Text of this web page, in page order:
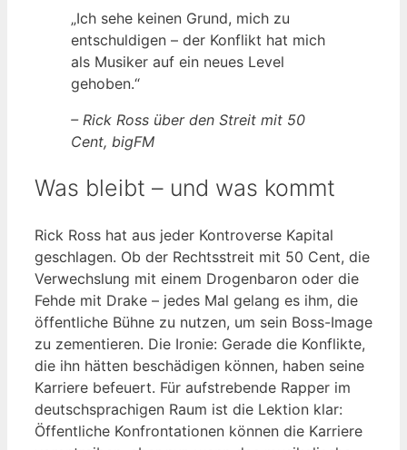
„Ich sehe keinen Grund, mich zu
entschuldigen – der Konflikt hat mich
als Musiker auf ein neues Level
gehoben.“
– Rick Ross über den Streit mit 50
Cent, bigFM
Was bleibt – und was kommt
Rick Ross hat aus jeder Kontroverse Kapital
geschlagen. Ob der Rechtsstreit mit 50 Cent, die
Verwechslung mit einem Drogenbaron oder die
Fehde mit Drake – jedes Mal gelang es ihm, die
öffentliche Bühne zu nutzen, um sein Boss-Image
zu zementieren. Die Ironie: Gerade die Konflikte,
die ihn hätten beschädigen können, haben seine
Karriere befeuert. Für aufstrebende Rapper im
deutschsprachigen Raum ist die Lektion klar:
Öffentliche Konfrontationen können die Karriere